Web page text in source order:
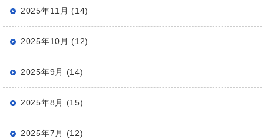
2025年11月 (14)
2025年10月 (12)
2025年9月 (14)
2025年8月 (15)
2025年7月 (12)